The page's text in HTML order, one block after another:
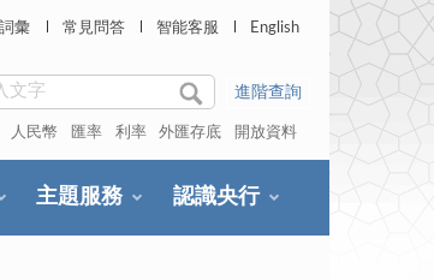
彙 常見問答 智能客服 English
進階查詢
人民幣 匯率 利率 外匯存底 開放資料
主題服務 認識央行